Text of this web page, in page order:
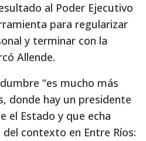
al Poder Ejecutivo
para regularizar
y terminar con la
Allende.
“es mucho más
donde hay un presidente
el Estado y que echa
contexto en Entre Ríos: